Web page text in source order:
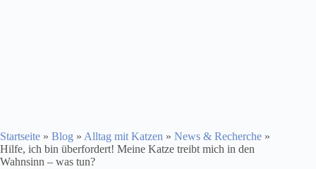
Startseite » Blog » Alltag mit Katzen » News & Recherche »
Hilfe, ich bin überfordert! Meine Katze treibt mich in den
Wahnsinn – was tun?